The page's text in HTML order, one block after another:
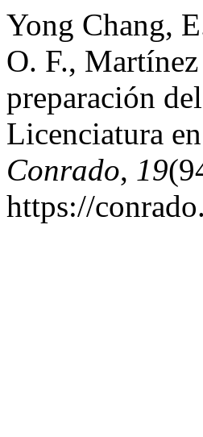
Yong Chang,
O. F.,
preparación
Licenciatura
Conrado, 19
https://